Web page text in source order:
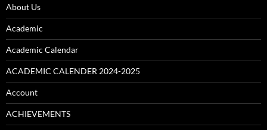
About Us
Academic
Academic Calendar
ACADEMIC CALENDER 2024-2025
Account
ACHIEVEMENTS